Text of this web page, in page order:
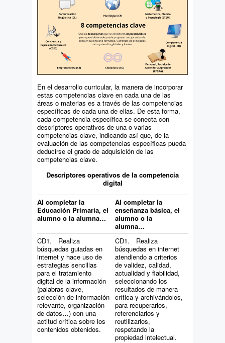
En el desarrollo curricular, la manera de incorporar
estas competencias clave en cada una de las
áreas o materias es a través de las competencias
específicas de cada una de ellas. De esta forma,
cada competencia específica se conecta con
descriptores operativos de una o varias
competencias clave, indicando así que, de la
evaluación de las competencias específicas pueda
deducirse el grado de adquisición de las
competencias clave.
Descriptores operativos de la competencia
digital
Al completar la
Educación Primaria, el
alumno o la alumna…
Al completar la
enseñanza básica, el
alumno o la
alumna…
CD1. Realiza
búsquedas guiadas en
internet y hace uso de
estrategias sencillas
para el tratamiento
digital de la información
(palabras clave,
selección de información
relevante, organización
de datos…) con una
actitud crítica sobre los
contenidos obtenidos.
CD1. Realiza
búsquedas en internet
atendiendo a criterios
de validez, calidad,
actualidad y fiabilidad,
seleccionando los
resultados de manera
crítica y archivándolos,
para recuperarlos,
referenciarlos y
reutilizarlos,
respetando la
propiedad intelectual.